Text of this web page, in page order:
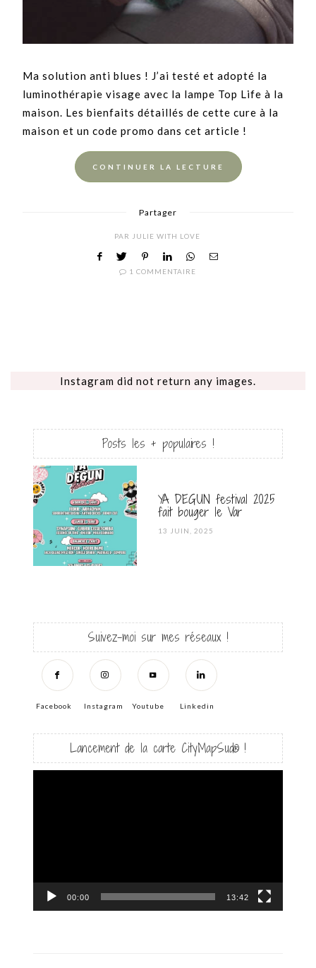
Ma solution anti blues ! J’ai testé et adopté la
luminothérapie visage avec la lampe Top Life à la
maison. Les bienfaits détaillés de cette cure à la
maison et un code promo dans cet article !
CONTINUER LA LECTURE
Partager
PAR JULIE WITH LOVE
1 COMMENTAIRE
Instagram did not return any images.
Posts les + populaires !
YA DEGUN festival 2025
fait bouger le Var
POSTED
13 JUIN, 2025
Suivez-moi sur mes réseaux !
Facebook Instagram Youtube Linkedin
Lancement de la carte CityMapSud® !
00:00 13:42